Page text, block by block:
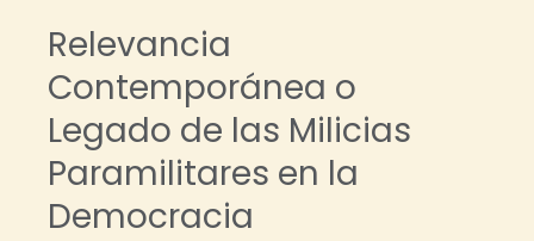
Relevancia
Contemporánea o
Legado de las Milicias
Paramilitares en la
Democracia